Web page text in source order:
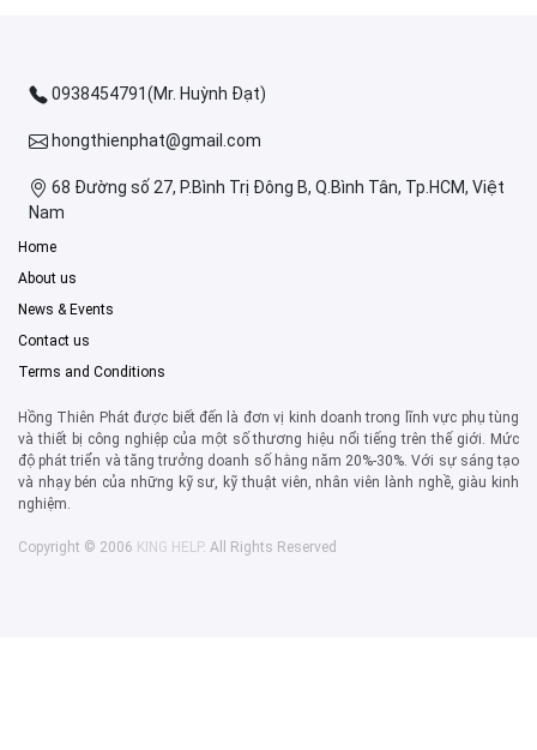
0938454791(Mr. Huỳnh Đạt)
hongthienphat@gmail.com
68 Đường số 27, P.Bình Trị Đông B, Q.Bình Tân, Tp.HCM, Việt
Nam
Home
About us
News & Events
Contact us
Terms and Conditions
Hồng Thiên Phát được biết đến là đơn vị kinh doanh trong lĩnh vực phụ tùng
và thiết bị công nghiệp của một số thương hiệu nổi tiếng trên thế giới. Mức
độ phát triển và tăng trưởng doanh số hằng năm 20%-30%. Với sự sáng tạo
và nhạy bén của những kỹ sư, kỹ thuật viên, nhân viên lành nghề, giàu kinh
nghiệm.
Copyright © 2006 KING HELP. All Rights Reserved